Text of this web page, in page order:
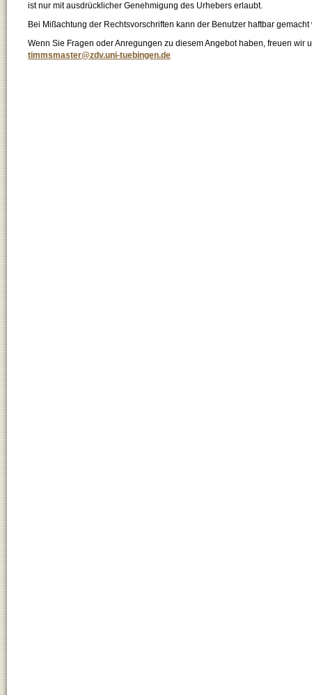
ist nur mit ausdrücklicher Genehmigung des Urhebers erlaubt.
Bei Mißachtung der Rechtsvorschriften kann der Benutzer haftbar gemacht
Wenn Sie Fragen oder Anregungen zu diesem Angebot haben, freuen wir
timmsmaster@zdv.uni-tuebingen.de